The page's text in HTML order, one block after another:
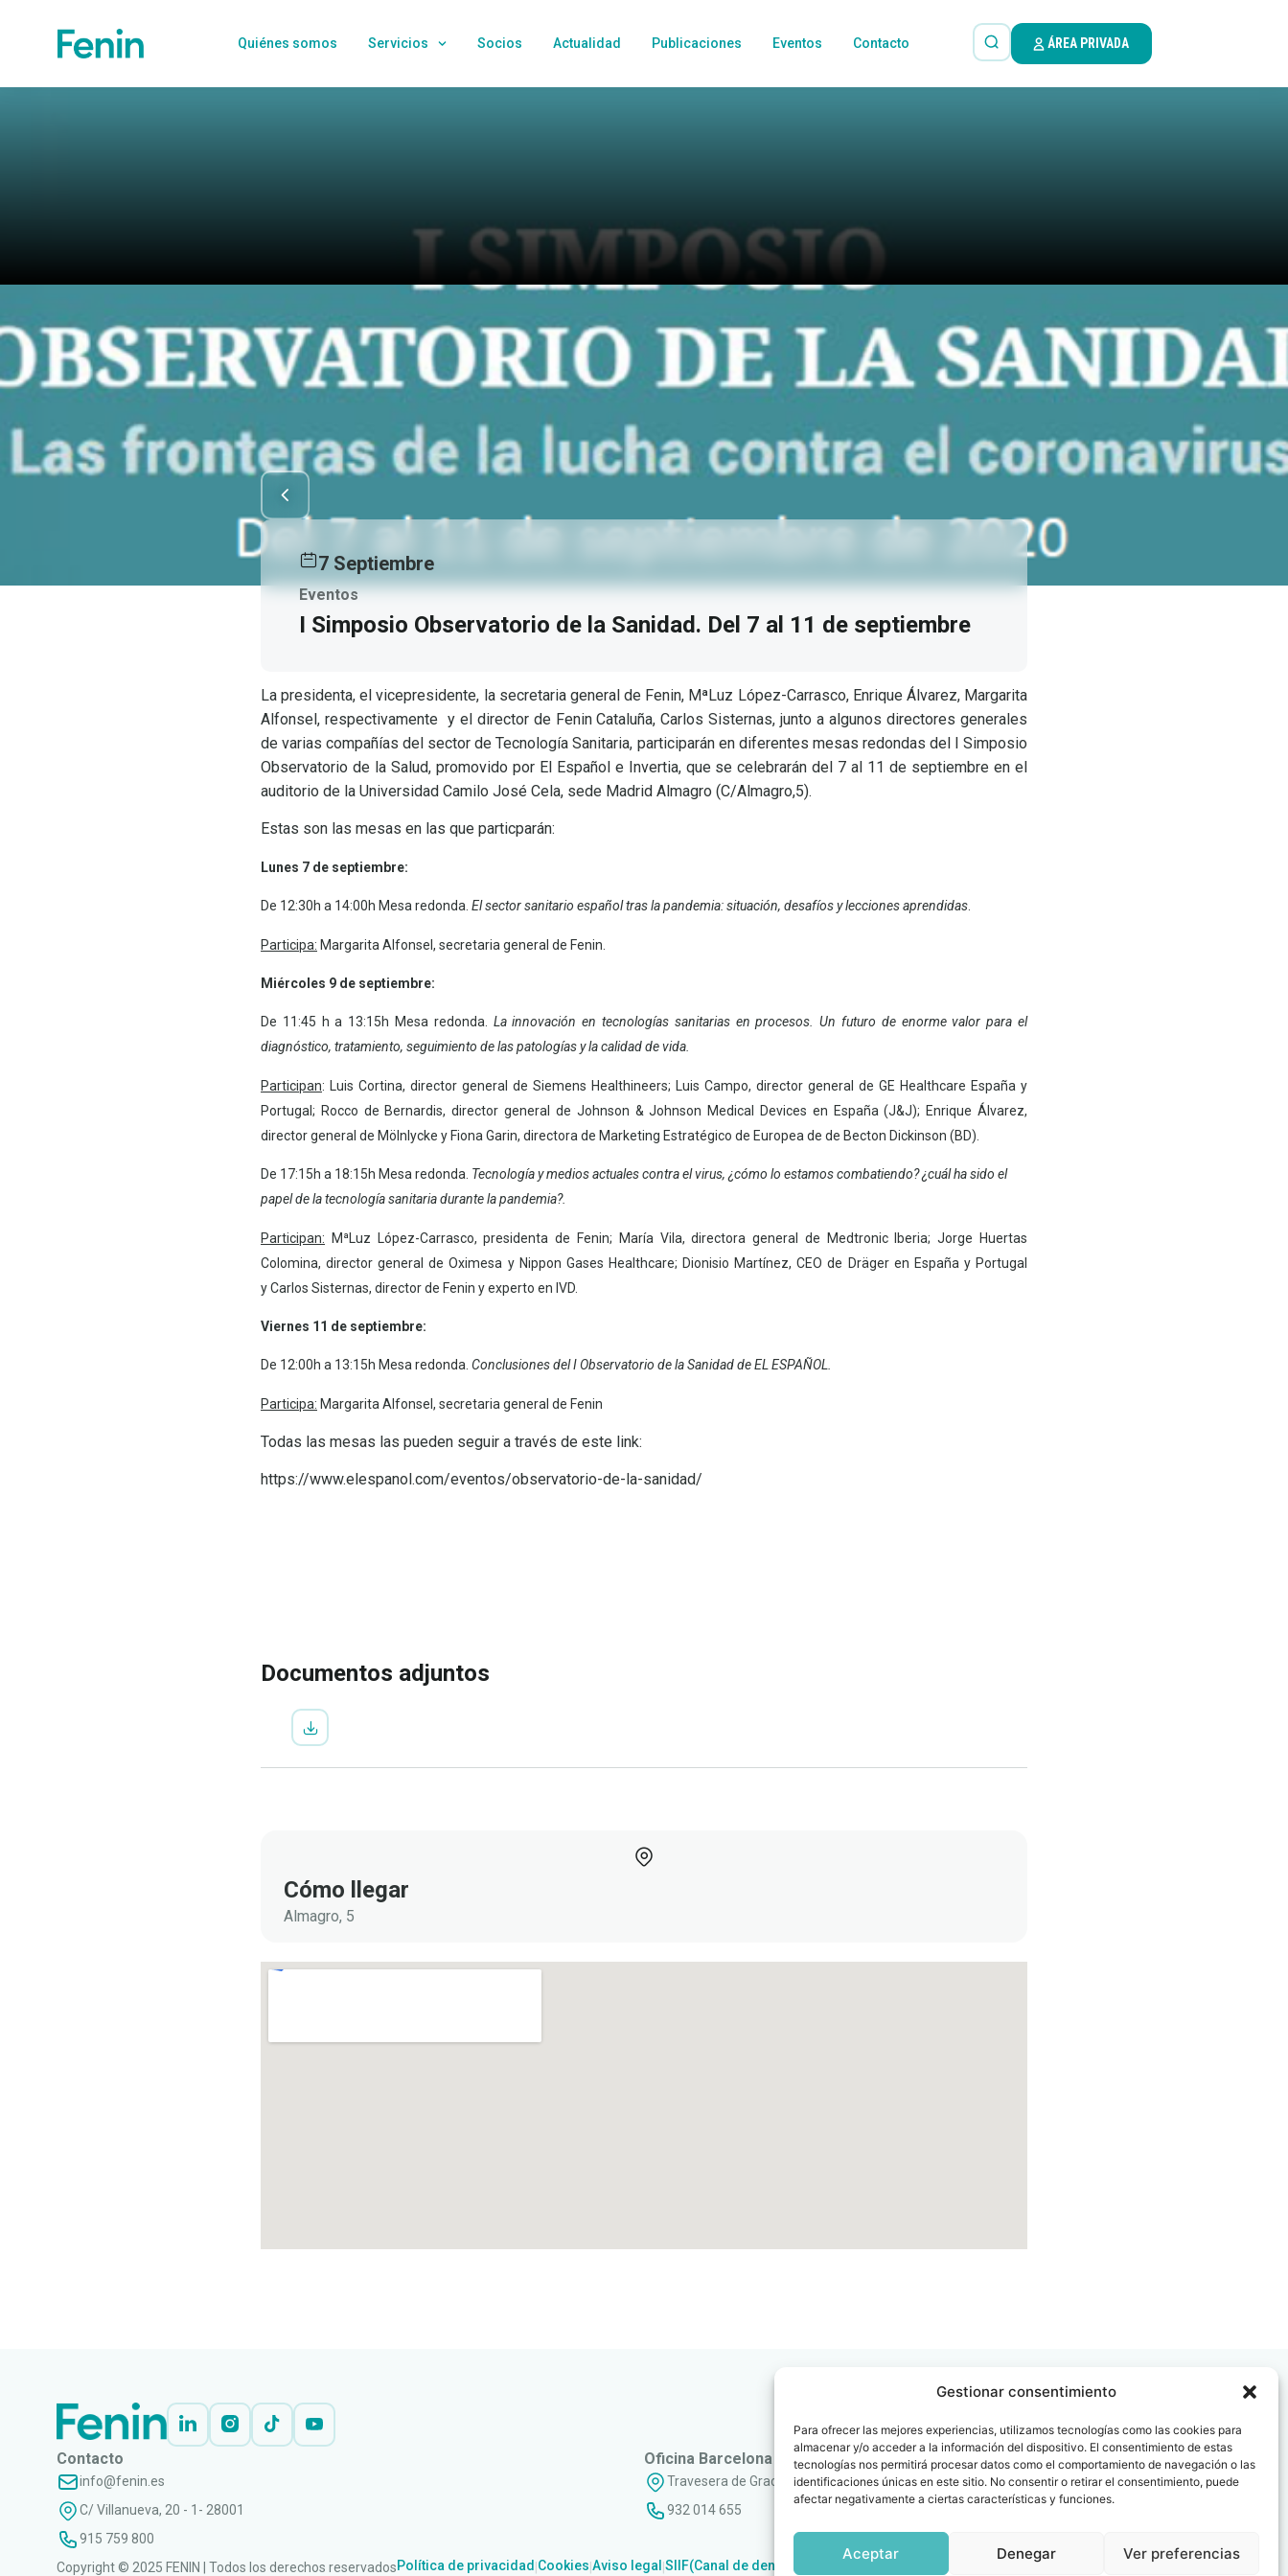
Gestionar consentimiento
Para ofrecer las mejores experiencias, utilizamos tecnologías como las cookies para
almacenar y/o acceder a la información del dispositivo. El consentimiento de estas
tecnologías nos permitirá procesar datos como el comportamiento de navegación o las
identificaciones únicas en este sitio. No consentir o retirar el consentimiento, puede
afectar negativamente a ciertas características y funciones.
Aceptar Denegar Ver preferencias
Quiénes somos Servicios Socios Actualidad Publicaciones Eventos Contacto ÁREA PRIVADA
7 Septiembre
Eventos
I Simposio Observatorio de la Sanidad. Del 7 al 11 de septiembre
La presidenta, el vicepresidente, la secretaria general de Fenin, MªLuz López-Carrasco, Enrique Álvarez, Margarita
Alfonsel, respectivamente y el director de Fenin Cataluña, Carlos Sisternas, junto a algunos directores generales
de varias compañías del sector de Tecnología Sanitaria, participarán en diferentes mesas redondas del I Simposio
Observatorio de la Salud, promovido por El Español e Invertia, que se celebrarán del 7 al 11 de septiembre en el
auditorio de la Universidad Camilo José Cela, sede Madrid Almagro (C/Almagro,5).
Estas son las mesas en las que particparán:
Lunes 7 de septiembre:
De 12:30h a 14:00h Mesa redonda. El sector sanitario español tras la pandemia: situación, desafíos y lecciones aprendidas
Participa: Margarita Alfonsel, secretaria general de Fenin.
Miércoles 9 de septiembre:
De 11:45 h a 13:15h Mesa redonda. La innovación en tecnologías sanitarias en procesos. Un futuro de enorme valor para el
diagnóstico, tratamiento, seguimiento de las patologías y la calidad de vida.
Participan: Luis Cortina, director general de Siemens Healthineers;
Luis Campo, director general de GE Healthcare España y
Portugal; Rocco de Bernardis, director general de Johnson & Johnson Medical Devices en España (J&J); Enrique Álvarez,
director general de Mölnlycke y Fiona Garin, directora de Marketing Estratégico de Europea de de Becton Dickinson (BD).
De 17:15h a 18:15h Mesa redonda. Tecnología y medios actuales contra el virus, ¿cómo lo estamos combatiendo? ¿cuál ha sido el
papel de la tecnología sanitaria durante la pandemia?.
Participan: MªLuz López-Carrasco, presidenta de Fenin; María Vila, directora general de Medtronic Iberia;Jorge Huertas
Colomina, director general de Oximesa y Nippon Gases Healthcare; Dionisio Martínez, CEO de Dräger en España y Portugal
yCarlos Sisternas, director de Fenin y experto en IVD.
Viernes 11 de septiembre:
De 12:00h a 13:15h Mesa redonda. Conclusiones del I Observatorio de la Sanidad de EL ESPAÑOL.
Participa: Margarita Alfonsel, secretaria general de Fenin
Todas las mesas las pueden seguir a través de este link:
https://www.elespanol.com/eventos/observatorio-de-la-sanidad/
Documentos adjuntos
Cómo llegar
Almagro, 5
Contacto
info@fenin.es
C/ Villanueva, 20 - 1- 28001
915 759 800
Oficina Barcelona
Travesera de Gracia, 56 - 1º, 3ª 08006
932 014 655
Copyright © 2025 FENIN | Todos los derechos reservadosPolítica de privacidad Cookies |Aviso legal |SIIF(Canal de denuncias) Políticas y Certificaciones